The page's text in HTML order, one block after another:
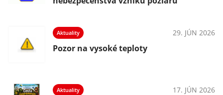
Aktuality 29. JÚN 2026
Pozor na vysoké teploty
Aktuality 17. JÚN 2026